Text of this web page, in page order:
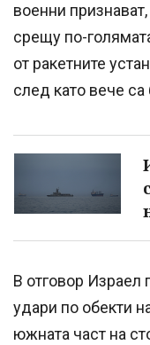
военни
срещу по-
от ракетните
след като вече
В отговор
удари по обекти
южната част на